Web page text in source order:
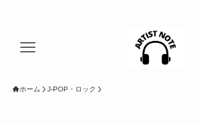
ホーム J-POP・ロック